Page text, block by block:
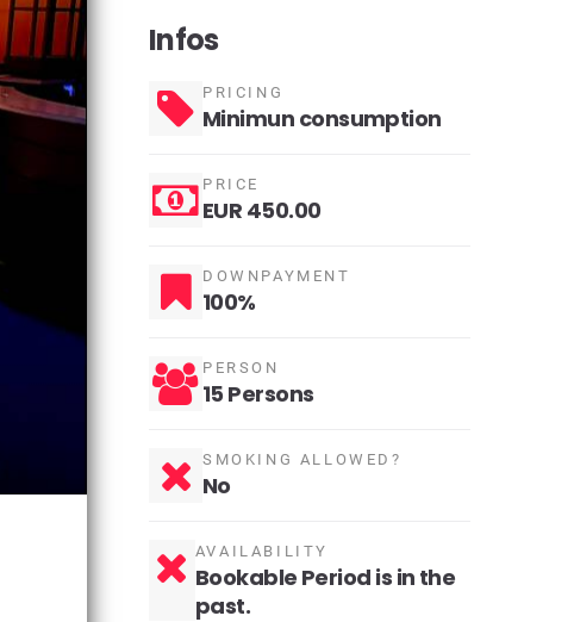
Infos
PRICING
Minimun consumption
PRICE
EUR 450.00
DOWNPAYMENT
100%
PERSON
15 Persons
SMOKING ALLOWED?
No
AVAILABILITY
Bookable Period is in the
past.